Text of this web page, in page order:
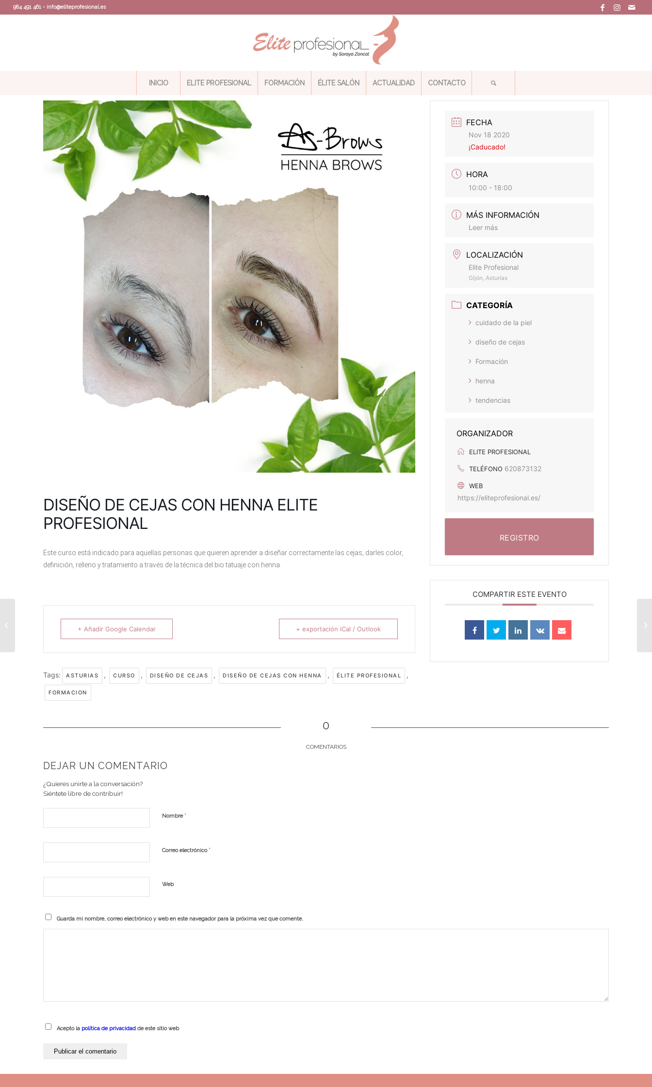
984 491 461 - info@eliteprofesional.es
INICIO ELITE PROFESIONAL FORMACIÓN ÉLITE SALÓN ACTUALIDAD CONTACTO
DISEÑO DE CEJAS CON HENNA ELITE
PROFESIONAL
Este curso está indicado para aquellas personas que quieren aprender a diseñar correctamente las cejas, darles color,
definición, relleno y tratamiento a través de la técnica del bio tatuaje con henna.
+ Añadir Google Calendar + exportación iCal / Outlook
Tags: ASTURIAS , CURSO , DISEÑO DE CEJAS , DISEÑO DE CEJAS CON HENNA , ÉLITE PROFESIONAL ,
FORMACION
FECHA
Nov 18 2020
¡Caducado!
HORA
10:00 - 18:00
MÁS INFORMACIÓN
Leer más
LOCALIZACIÓN
Elite Profesional
Gijón, Asturias
CATEGORÍA
cuidado de la piel
diseño de cejas
Formación
henna
tendencias
ORGANIZADOR
ELITE PROFESIONAL
TELÉFONO 620873132
WEB
https://eliteprofesional.es/
REGISTRO
COMPARTIR ESTE EVENTO
0
COMENTARIOS
DEJAR UN COMENTARIO
¿Quieres unirte a la conversación?
Siéntete libre de contribuir!
Nombre *
Correo electrónico *
Web
Guarda mi nombre, correo electrónico y web en este navegador para la próxima vez que comente.
Acepto la política de privacidadde este sitio web
BASIC MAKE UP ELITE